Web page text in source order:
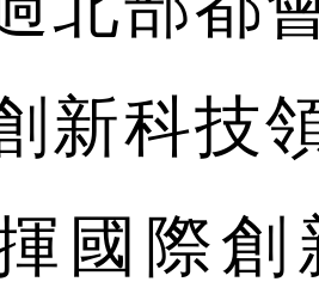
新科技
國際